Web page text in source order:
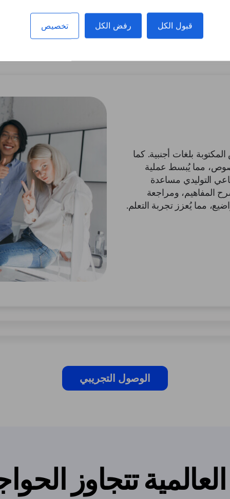
قبول الكل رفض الكل تخصيص
بلغات أجنبية. كما
مما يُبسط عملية
التوليدي مساعدة
المفاهيم، ومراجعة
مما يُعزز تجربة التعلم.
الوصول التجريبي
تتجاوز